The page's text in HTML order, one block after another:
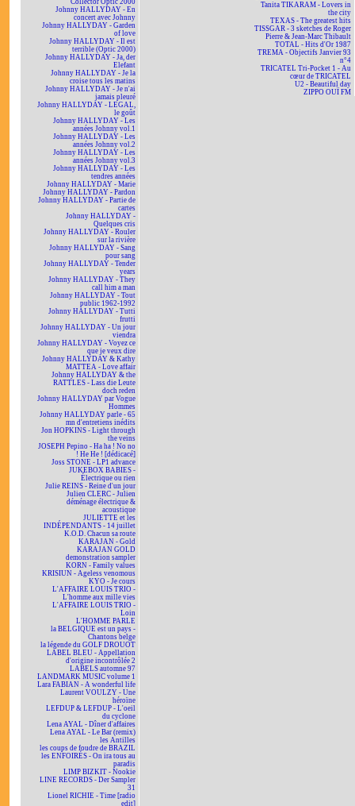
Collector Optic 2000
Johnny HALLYDAY - En
concert avec Johnny
Johnny HALLYDAY - Garden
of love
Johnny HALLYDAY - Il est
terrible (Optic 2000)
Johnny HALLYDAY - Ja, der
Elefant
Johnny HALLYDAY - Je la
croise tous les matins
Johnny HALLYDAY - Je n'ai
jamais pleuré
Johnny HALLYDAY - LEGAL,
le goût
Johnny HALLYDAY - Les
années Johnny vol.1
Johnny HALLYDAY - Les
années Johnny vol.2
Johnny HALLYDAY - Les
années Johnny vol.3
Johnny HALLYDAY - Les
tendres années
Johnny HALLYDAY - Marie
Johnny HALLYDAY - Pardon
Johnny HALLYDAY - Partie de
cartes
Johnny HALLYDAY -
Quelques cris
Johnny HALLYDAY - Rouler
sur la rivière
Johnny HALLYDAY - Sang
pour sang
Johnny HALLYDAY - Tender
years
Johnny HALLYDAY - They
call him a man
Johnny HALLYDAY - Tout
public 1962-1992
Johnny HALLYDAY - Tutti
frutti
Johnny HALLYDAY - Un jour
viendra
Johnny HALLYDAY - Voyez ce
que je veux dire
Johnny HALLYDAY & Kathy
MATTEA - Love affair
Johnny HALLYDAY & the
RATTLES - Lass die Leute
doch reden
Johnny HALLYDAY par Vogue
Hommes
Johnny HALLYDAY parle - 65
mn d'entretiens inédits
Jon HOPKINS - Light through
the veins
JOSEPH Pepino - Ha ha ! No no
! He He ! [dédicacé]
Joss STONE - LP1 advance
JUKEBOX BABIES -
Électrique ou rien
Julie REINS - Reine d'un jour
Julien CLERC - Julien
déménage électrique &
acoustique
JULIETTE et les
INDÉPENDANTS - 14 juillet
K.O.D. Chacun sa route
KARAJAN - Gold
KARAJAN GOLD
demonstration sampler
KORN - Family values
KRISIUN - Ageless venomous
KYO - Je cours
L'AFFAIRE LOUIS TRIO -
L'homme aux mille vies
L'AFFAIRE LOUIS TRIO -
Loin
L'HOMME PARLE
la BELGIQUE est un pays -
Chantons belge
la légende du GOLF DROUOT
LABEL BLEU - Appellation
d'origine incontrôlée 2
LABELS automne 97
LANDMARK MUSIC volume 1
Lara FABIAN - A wonderful life
Laurent VOULZY - Une
héroïne
LEFDUP & LEFDUP - L'oeil
du cyclone
Lena AYAL - Dîner d'affaires
Lena AYAL - Le Bar (remix)
les Antilles
les coups de foudre de BRAZIL
les ENFOIRÉS - On ira tous au
paradis
LIMP BIZKIT - Nookie
LINE RECORDS - Der Sampler
31
Lionel RICHIE - Time [radio
edit]
Tanita TIKARAM - Lovers in
the city
TEXAS - The greatest hits
TISSGAR - 3 sketches de Roger
Pierre & Jean-Marc Thibault
TOTAL - Hits d'Or 1987
TREMA - Objectifs Janvier 93
n°4
TRICATEL Tri-Pocket 1 - Au
cœur de TRICATEL
U2 - Beautiful day
ZIPPO OUÏ FM